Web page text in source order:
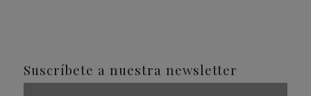
Suscríbete a nuestra newsletter